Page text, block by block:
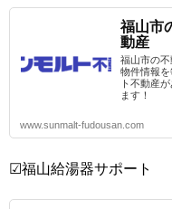
福山市
動産
福山市の
物件情報
ト不動産
ます！
www.sunmalt-fudousan.com
☑福山給湯器サポート